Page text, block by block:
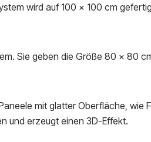
wird auf 100 x 100 cm
Sie geben die Größe 80 x 80
mit glatter Oberfläche,
und erzeugt einen 3D-Effekt.